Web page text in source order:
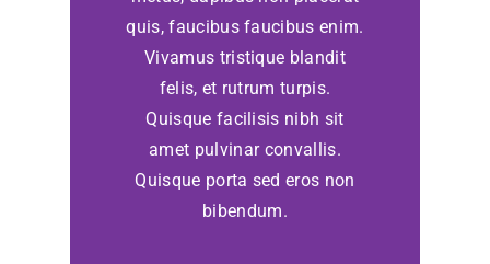
quis, faucibus faucibus enim.
Vivamus tristique blandit
felis, et rutrum turpis.
Quisque facilisis nibh sit
amet pulvinar convallis.
Quisque porta sed eros non
bibendum.